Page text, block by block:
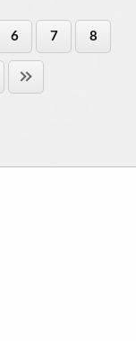
6 7 8